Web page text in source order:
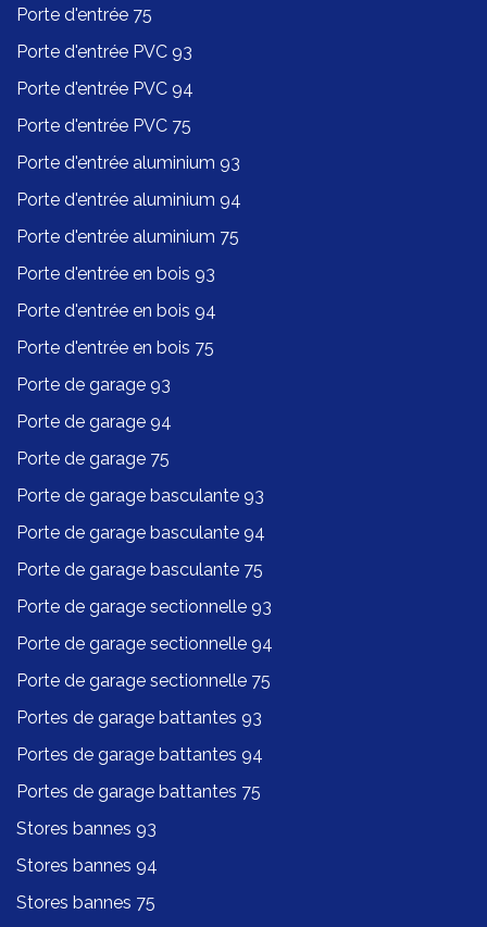
Porte d'entrée 75
Porte d'entrée PVC 93
Porte d'entrée PVC 94
Porte d'entrée PVC 75
Porte d'entrée aluminium 93
Porte d'entrée aluminium 94
Porte d'entrée aluminium 75
Porte d'entrée en bois 93
Porte d'entrée en bois 94
Porte d'entrée en bois 75
Porte de garage 93
Porte de garage 94
Porte de garage 75
Porte de garage basculante 93
Porte de garage basculante 94
Porte de garage basculante 75
Porte de garage sectionnelle 93
Porte de garage sectionnelle 94
Porte de garage sectionnelle 75
Portes de garage battantes 93
Portes de garage battantes 94
Portes de garage battantes 75
Stores bannes 93
Stores bannes 94
Stores bannes 75